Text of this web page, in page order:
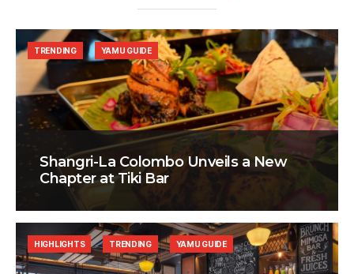
Shangri-La Colombo Unveils a New
Chapter at Tiki Bar
TRENDING YAMU GUIDE
HIGHLIGHTS TRENDING YAMU GUIDE